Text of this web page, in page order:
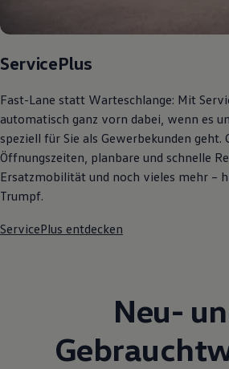
ServicePlus
Fast-Lane statt Warteschlange: Mit
automatisch ganz vorn dabei, wenn es
speziell für Sie als Gewerbekunden geht.
Öffnungszeiten, planbare und schnelle
Ersatzmobilität und noch vieles mehr –
Trumpf.
ServicePlus entdecken
Neu-